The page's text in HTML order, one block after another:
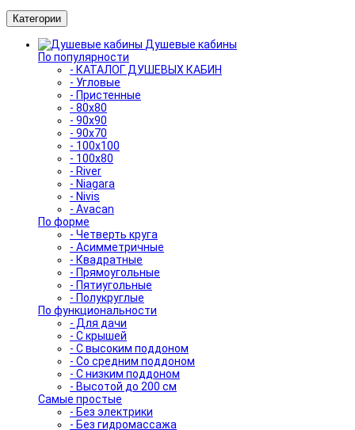
Категории
Душевые кабины
По популярности
- КАТАЛОГ ДУШЕВЫХ КАБИН
- Угловые
- Пристенные
- 80x80
- 90x90
- 90x70
- 100x100
- 100x80
- River
- Niagara
- Nivis
- Avacan
По форме
- Четверть круга
- Асимметричные
- Квадратные
- Прямоугольные
- Пятиугольные
- Полукруглые
По функциональности
- Для дачи
- С крышей
- С высоким поддоном
- Со средним поддоном
- С низким поддоном
- Высотой до 200 см
Самые простые
- Без электрики
- Без гидромассажа